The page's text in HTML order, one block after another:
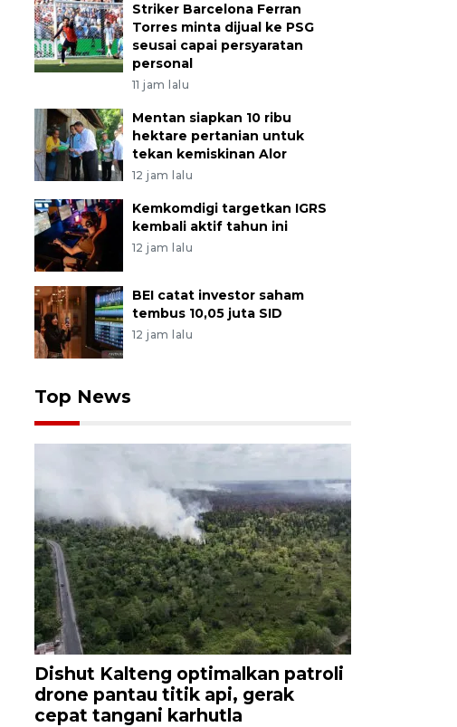
Striker Barcelona Ferran
Torres minta dijual ke PSG
seusai capai persyaratan
personal
11 jam lalu
Mentan siapkan 10 ribu
hektare pertanian untuk
tekan kemiskinan Alor
12 jam lalu
Kemkomdigi targetkan IGRS
kembali aktif tahun ini
12 jam lalu
BEI catat investor saham
tembus 10,05 juta SID
12 jam lalu
Top News
Dishut Kalteng optimalkan patroli
drone pantau titik api, gerak
cepat tangani karhutla